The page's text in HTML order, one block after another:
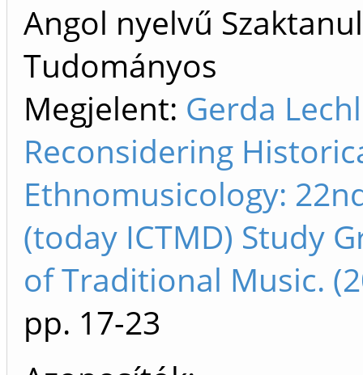
Angol nyelvű
Tudományos
Megjelent: Gerda
Reconsidering
Ethnomusicology:
(today ICTMD) Study
of Traditional Music.
pp. 17-23